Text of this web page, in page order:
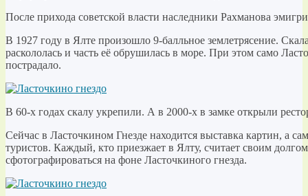
После прихода советской власти наследники Рахманова
В 1927 году в Ялте произошло 9-балльное землетрясение.
раскололась и часть её обрушилась в море. При этом само
пострадало.
В 60-х годах скалу укрепили. А в 2000-х в замке открыли
Сейчас в Ласточкином Гнезде находится выставка картин, а
туристов. Каждый, кто приезжает в Ялту, считает своим
сфотографироваться на фоне Ласточкиного гнезда.